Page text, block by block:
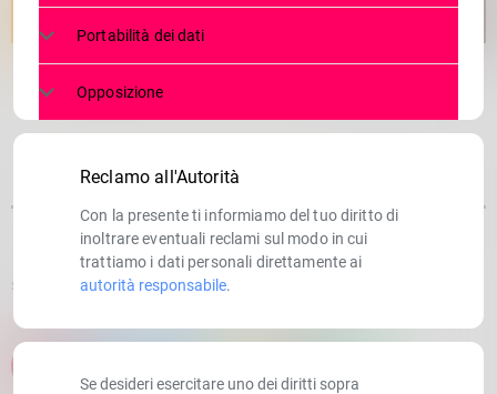
SCRITTO DA:RADIOTSN
Portabilità dei dati
Opposizione
Reclamo all'Autorità
Con la presente ti informiamo del tuo diritto di
inoltrare eventuali reclami sul modo in cui
trattiamo i dati personali direttamente ai
autorità responsabile.
Se desideri esercitare uno dei diritti sopra